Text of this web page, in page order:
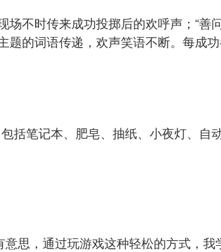
场不时传来成功投掷后的欢呼声；“
的词语传递，欢声笑语不断。每成
括笔记本、肥皂、抽纸、小夜灯、
思，通过玩游戏这种轻松的方式，